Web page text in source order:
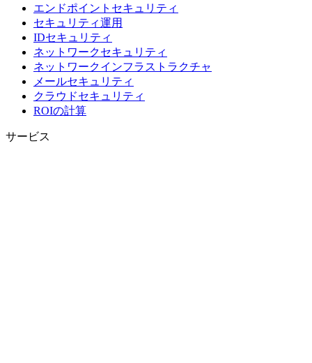
エンドポイントセキュリティ
セキュリティ運用
IDセキュリティ
ネットワークセキュリティ
ネットワークインフラストラクチャ
メールセキュリティ
クラウドセキュリティ
ROIの計算
サービス